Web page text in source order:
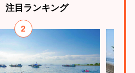
注目ランキング
2